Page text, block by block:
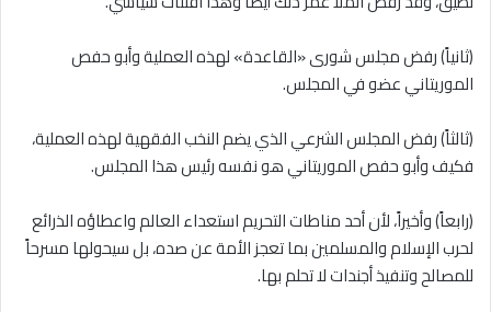
(ثانياً) رفض مجلس شورى «القاعدة» لهذه العملية وأبو حفص
الموريتاني عضو في المجلس.
(ثالثاً) رفض المجلس الشرعي الذي يضم النخب الفقهية لهذه العملية،
فكيف وأبو حفص الموريتاني هو نفسه رئيس هذا المجلس.
(رابعاً) وأخيراً، لأن أحد مناطات التحريم استعداء العالم واعطاؤه الذرائع
لحرب الإسلام والمسلمين بما تعجز الأمة عن صده، بل سيحولها مسرحاً
للمصالح وتنفيذ أجندات لا تحلم بها.